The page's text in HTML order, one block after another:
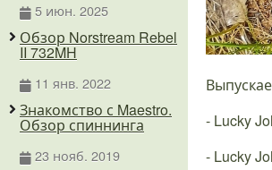
- Lucky
- Lucky
5 июн. 2025
Обзор Norstream Rebel
II 732MH
11 янв. 2022
Знакомство с Maestro.
Обзор спиннинга
23 нояб. 2019